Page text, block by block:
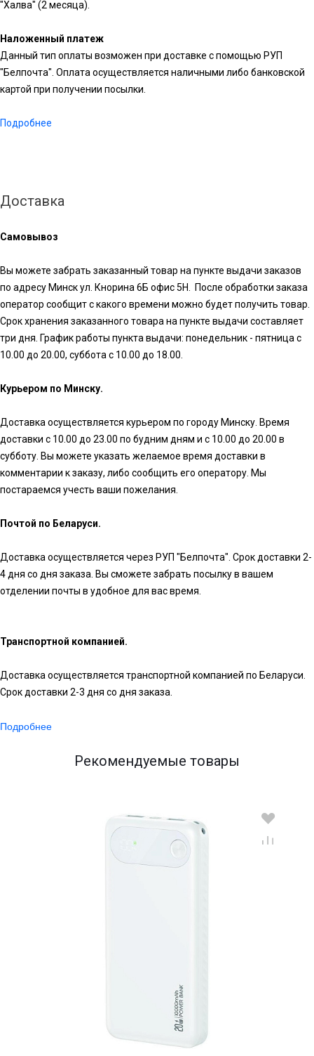
"Халва" (2 месяца).
Наложенный платеж
Данный тип оплаты возможен при доставке с помощью РУП
"Белпочта". Оплата осуществляется наличными либо банковской
картой при получении посылки.
Подробнее
Доставка
Самовывоз
Вы можете забрать заказанный товар на пункте выдачи заказов
по адресу Минск ул. Кнорина 6Б офис 5Н. После обработки заказа
оператор сообщит с какого времени можно будет получить товар.
Срок хранения заказанного товара на пункте выдачи составляет
три дня. График работы пункта выдачи: понедельник - пятница с
10.00 до 20.00, суббота с 10.00 до 18.00.
Курьером по Минску.
Доставка осуществляется курьером по городу Минску. Время
доставки с 10.00 до 23.00 по будним дням и с 10.00 до 20.00 в
субботу. Вы можете указать желаемое время доставки в
комментарии к заказу, либо сообщить его оператору. Мы
постараемся учесть ваши пожелания.
Почтой по Беларуси.
Доставка осуществляется через РУП "Белпочта". Срок доставки 2-
4 дня со дня заказа. Вы сможете забрать посылку в вашем
отделении почты в удобное для вас время.
Транспортной компанией.
Доставка осуществляется транспортной компанией по Беларуси.
Срок доставки 2-3 дня со дня заказа.
Подробнее
Рекомендуемые товары